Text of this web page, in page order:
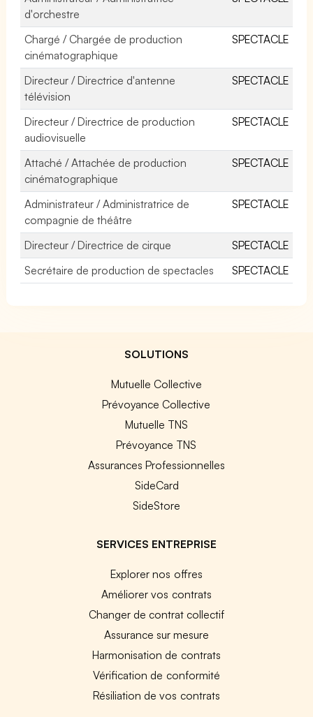
d'orchestre
Chargé / Chargée de production
cinématographique
SPECTACLE
Directeur / Directrice d'antenne
télévision
SPECTACLE
Directeur / Directrice de production
audiovisuelle
SPECTACLE
Attaché / Attachée de production
cinématographique
SPECTACLE
Administrateur / Administratrice de
compagnie de théâtre
SPECTACLE
Directeur / Directrice de cirque
SPECTACLE
Secrétaire de production de spectacles
SPECTACLE
SOLUTIONS
Mutuelle Collective
Prévoyance Collective
Mutuelle TNS
Prévoyance TNS
Assurances Professionnelles
SideCard
SideStore
SERVICES ENTREPRISE
Explorer nos offres
Améliorer vos contrats
Changer de contrat collectif
Assurance sur mesure
Harmonisation de contrats
Vérification de conformité
Résiliation de vos contrats